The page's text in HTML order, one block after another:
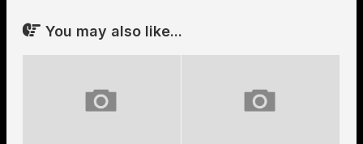
You may also like...